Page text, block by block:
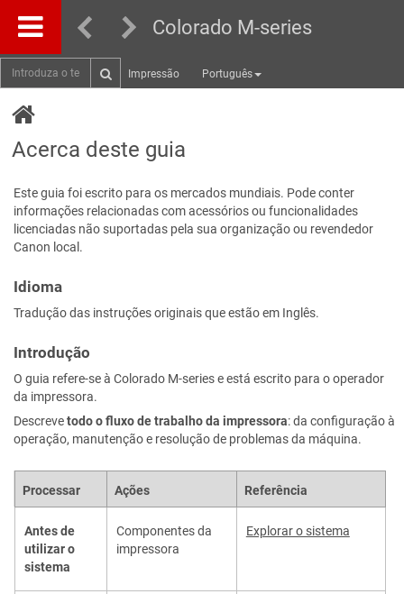
Colorado M-series
Impressão Português
Acerca deste guia
Este guia foi escrito para os mercados mundiais. Pode conter
informações relacionadas com acessórios ou funcionalidades
licenciadas não suportadas pela sua organização ou revendedor
Canon local.
Idioma
Tradução das instruções originais que estão em Inglês.
Introdução
O guia refere-se à Colorado M-series e está escrito para o operador
da impressora.
Descrevetodo o fluxo de trabalho da impressora: da configuração à
operação, manutenção e resolução de problemas da máquina.
Processar Ações Referência
Antes de
utilizar o
sistema
Componentes da
impressora
Explorar o sistema